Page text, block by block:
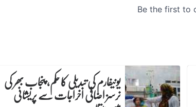
یونیفارم کی تبدیلی کا حکم، پنجاب بھر کی
نرسز اضافی اخراجات سے پریشانی